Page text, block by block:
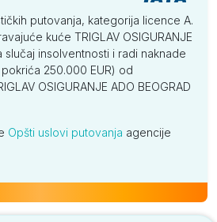
putovanja, kategorija licence A.
kuće TRIGLAV OSIGURANJE
slučaj insolventnosti i radi naknade
250.000 EUR) od
OSIGURANJE ADO BEOGRAD
Opšti uslovi putovanja agencije